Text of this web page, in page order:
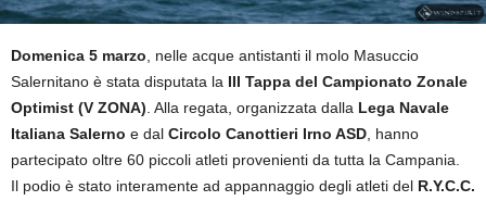
Domenica 5 marzo , nelle acque antistanti il molo Masuccio
Salernitano è stata disputata la III Tappa del Campionato Zonale
Optimist (V ZONA) . Alla regata, organizzata dalla Lega Navale
Italiana Salerno e dal Circolo Canottieri Irno ASD , hanno
partecipato oltre 60 piccoli atleti provenienti da tutta la Campania.
Il podio è stato interamente ad appannaggio degli atleti del R.Y.C.C.